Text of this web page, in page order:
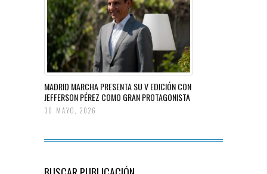
MADRID MARCHA PRESENTA SU V EDICIÓN CON
JEFFERSON PÉREZ COMO GRAN PROTAGONISTA
30 MAYO, 2026